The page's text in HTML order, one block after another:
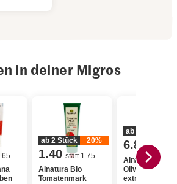
in deiner Migros
ab 2 Stück 20%
1.40 statt 1.75
Alnatura Bio
Tomatenmark
ab 2 Stück
6.80 statt
Alnatura Bio
Olivenöl nativ,
extra